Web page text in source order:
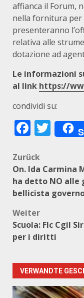
affianca il Forum,
nella fornitura per
presenteranno
relativa alle
dotazione ad
Le informazioni
al link https://
condividi su:
Zurück
On. Ida Carmina
ha detto NO alle
bellicista
Weiter
Scuola: Flc Cgil
per i diritti
VERWANDTE